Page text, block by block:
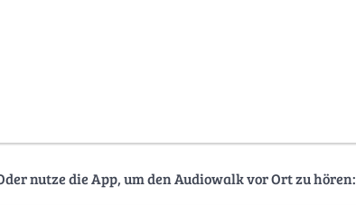
nutze die App, um den Audiowalk vor Ort zu hören: